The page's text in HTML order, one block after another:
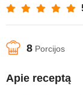
8 Porcijos
Apie receptą